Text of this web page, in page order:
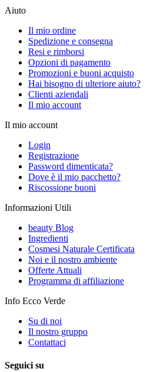
Aiuto
Il mio ordine
Spedizione e consegna
Resi e rimborsi
Opzioni di pagamento
Promozioni e buoni acquisto
Hai bisogno di ulteriore aiuto?
Clienti aziendali
Il mio account
Il mio account
Login
Registrazione
Password dimenticata?
Dove è il mio pacchetto?
Riscossione buoni
Informazioni Utili
beauty Blog
Ingredienti
Cosmesi Naturale Certificata
Noi e il nostro ambiente
Offerte Attuali
Programma di affiliazione
Info Ecco Verde
Su di noi
Il nostro gruppo
Contattaci
Seguici su